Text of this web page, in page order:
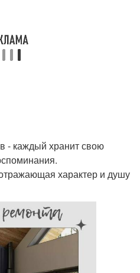
- каждый хранит свою
характер и душу